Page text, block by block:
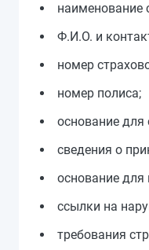
наименование
Ф.И.О. и
номер
номер полиса;
основание
сведения о
основание
ссылки на
требования